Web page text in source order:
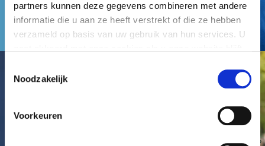
partners kunnen deze gegevens combineren met andere
informatie die u aan ze heeft verstrekt of die ze hebben
verzameld op basis van uw gebruik van hun services. U
Noodzakelijk
Voorkeuren